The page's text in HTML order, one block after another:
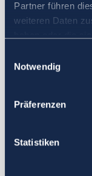
Partner führen
weiteren Daten
Notwendig
Präferenzen
Statistiken